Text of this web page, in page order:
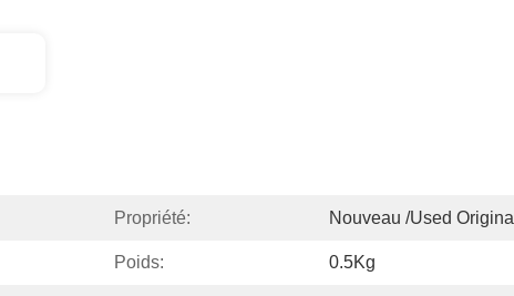
Propriété: Nouveau /used Original
Poids: 0.5Kg